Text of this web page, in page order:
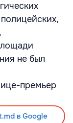
не был
премьер
в Google